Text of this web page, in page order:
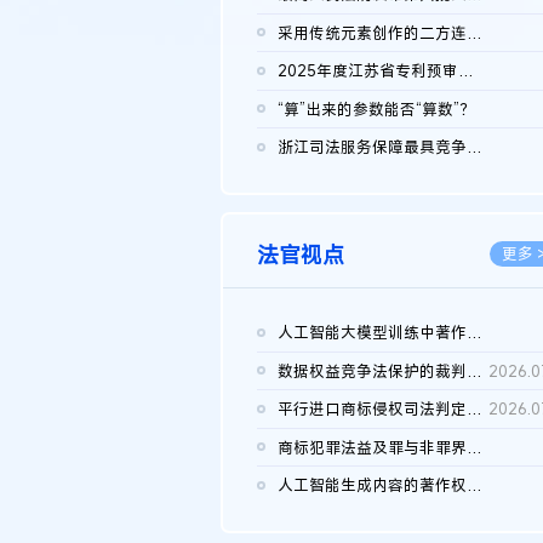
采用传统元素创作的二方连续装饰图案作品的独创性及侵权对比认定
2025年度江苏省专利预审典型案例
“算”出来的参数能否“算数”？
浙江司法服务保障最具竞争力营商环境建设典型案例（第二批）含侵...
法官视点 更多
人工智能大模型训练中著作权的合理使用
数据权益竞争法保护的裁判路径构建
平行进口商标侵权司法判定规则的困境与纾解
商标犯罪法益及罪与非罪界限研究
人工智能生成内容的著作权司法认定：演进逻辑、现实困境与规则建...